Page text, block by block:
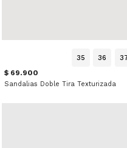
35 36 37
$ 69.900
Sandalias Doble Tira Texturizada